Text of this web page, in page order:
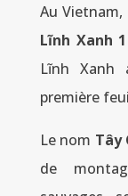
Au
Lĩnh Xanh
Lĩnh
première
Le nom Tây
de